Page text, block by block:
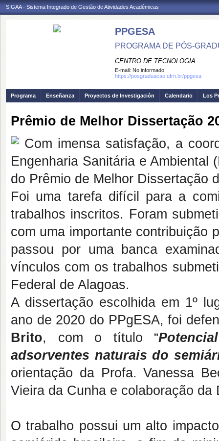
SIGAA - Sistema Integrado de Gestão de Atividades Acadêmicas
PPGESA
PROGRAMA DE PÓS-
CENTRO DE TECNOLOGIA
E-mail: No informado
https://posgraduacao.ufrn.br/ppgesa
Programa Enseñanza Proyectos de Investigación Calendario Los
Prêmio de Melhor Dissertação
Com imensa satisfação, a
Engenharia Sanitária e Ambiental
do Prêmio de Melhor Dissertação
Foi uma tarefa difícil para a
trabalhos inscritos. Foram
com uma importante contribuição
passou por uma banca
vínculos com os trabalhos
Federal de Alagoas.
A dissertação escolhida em 1º
ano de 2020 do PPgESA, foi
Brito, com o título “
adsorventes naturais do
orientação da Profa. Vanessa
Vieira da Cunha e colaboração
O trabalho possui um alto